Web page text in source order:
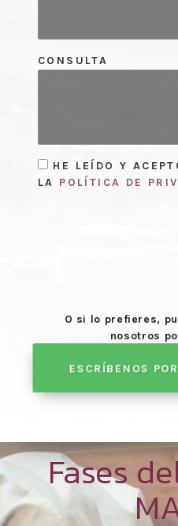
CONSULTA
HE LEÍDO Y
LA POLÍTICA DE
O si lo prefieres,
nosotros
ESCRÍBENOS
Fases